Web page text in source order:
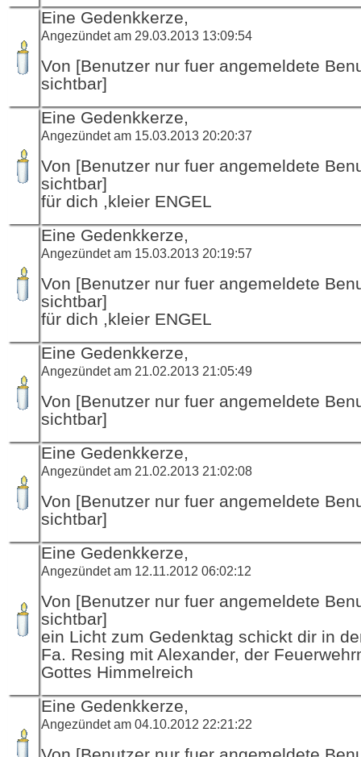
Eine Gedenkkerze,
Angezündet am 29.03.2013 13:09:54
Von [Benutzer nur fuer angemeldete
sichtbar]
Eine Gedenkkerze,
Angezündet am 15.03.2013 20:20:37
Von [Benutzer nur fuer angemeldete
sichtbar]
für dich ,kleier ENGEL
Eine Gedenkkerze,
Angezündet am 15.03.2013 20:19:57
Von [Benutzer nur fuer angemeldete
sichtbar]
für dich ,kleier ENGEL
Eine Gedenkkerze,
Angezündet am 21.02.2013 21:05:49
Von [Benutzer nur fuer angemeldete
sichtbar]
Eine Gedenkkerze,
Angezündet am 21.02.2013 21:02:08
Von [Benutzer nur fuer angemeldete
sichtbar]
Eine Gedenkkerze,
Angezündet am 12.11.2012 06:02:12
Von [Benutzer nur fuer angemeldete
sichtbar]
ein Licht zum Gedenktag schickt dir in
Fa. Resing mit Alexander, der
Gottes Himmelreich
Eine Gedenkkerze,
Angezündet am 04.10.2012 22:21:22